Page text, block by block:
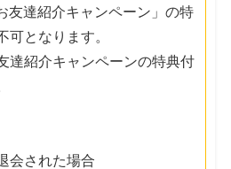
友達紹介キャンペーン」の特
可となります。
達紹介キャンペーンの特典付
会された場合